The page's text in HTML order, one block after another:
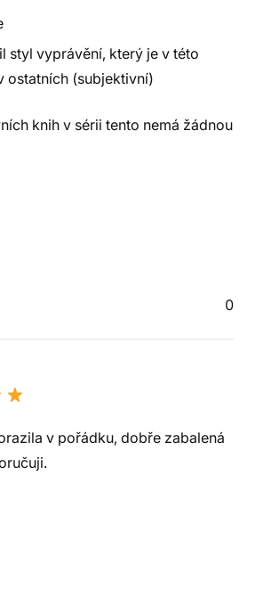
styl vyprávění, který je v této
ostatních (subjektivní)
knih v sérii tento nemá žádnou
0
v pořádku, dobře zabalená